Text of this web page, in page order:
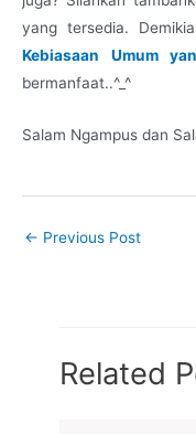
yang tersedia.
Kebiasaan Umum
bermanfaat..^_^
Salam Ngampus dan
← Previous Post
Related